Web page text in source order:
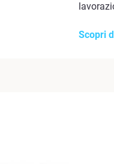
Scopri